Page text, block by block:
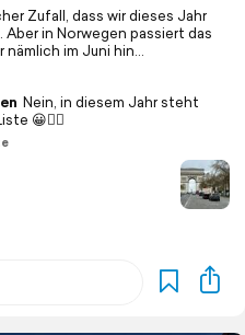
Zufall, dass wir dieses Jahr
in Norwegen passiert das
im Juni hin...
Nein, in diesem Jahr steht
😀🙋‍♀️